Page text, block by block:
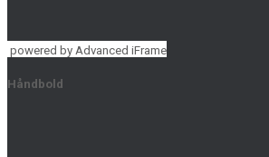
powered by Advanced iFrame
Håndbold